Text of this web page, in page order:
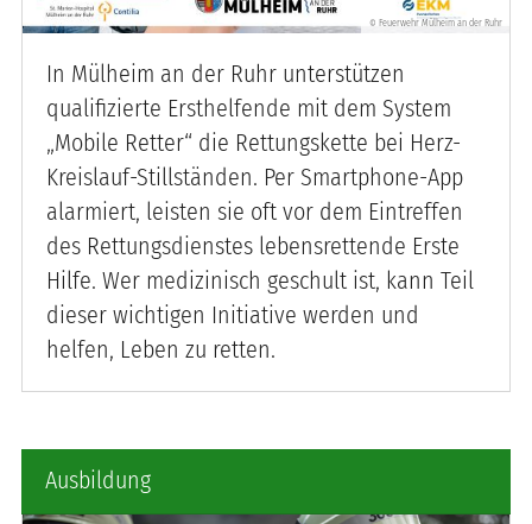
© Feuerwehr Mülheim an der Ruhr
Mobile Retter in Mülheim an der Ruhr - Zusammenarbeit
vieler Organisationen und Einrichtungen
In Mülheim an der Ruhr unterstützen
qualifizierte Ersthelfende mit dem System
„Mobile Retter“ die Rettungskette bei Herz-
Kreislauf-Stillständen. Per Smartphone-App
alarmiert, leisten sie oft vor dem Eintreffen
des Rettungsdienstes lebensrettende Erste
Hilfe. Wer medizinisch geschult ist, kann Teil
dieser wichtigen Initiative werden und
helfen, Leben zu retten.
Ausbildung